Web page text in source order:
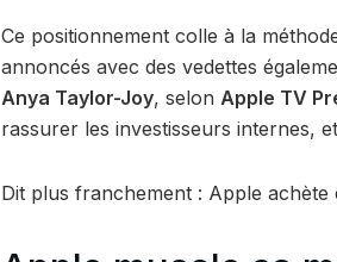
Ce positionnement colle à la
annoncés avec des vedettes
Anya Taylor-Joy, selon Apple TV
rassurer les investisseurs internes,
Dit plus franchement : Apple